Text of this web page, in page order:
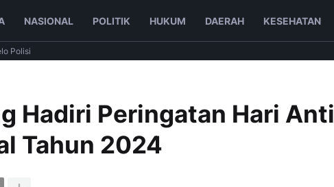
NASIONAL POLITIK HUKUM DAERAH KESEHATAN
Polisi
Hadiri Peringatan Hari Anti
Tahun 2024